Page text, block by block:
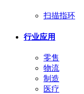
扫描指环
行业应用
零售
物流
制造
医疗